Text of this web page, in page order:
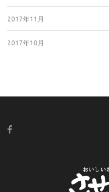
2017年11月
2017年10月